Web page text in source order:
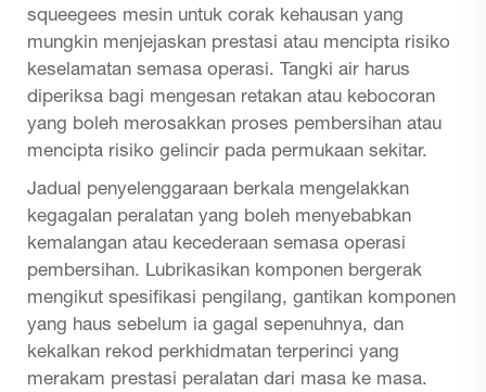
squeegees mesin untuk corak kehausan yang
mungkin menjejaskan prestasi atau mencipta risiko
keselamatan semasa operasi. Tangki air harus
diperiksa bagi mengesan retakan atau kebocoran
yang boleh merosakkan proses pembersihan atau
mencipta risiko gelincir pada permukaan sekitar.
Jadual penyelenggaraan berkala mengelakkan
kegagalan peralatan yang boleh menyebabkan
kemalangan atau kecederaan semasa operasi
pembersihan. Lubrikasikan komponen bergerak
mengikut spesifikasi pengilang, gantikan komponen
yang haus sebelum ia gagal sepenuhnya, dan
kekalkan rekod perkhidmatan terperinci yang
merakam prestasi peralatan dari masa ke masa.